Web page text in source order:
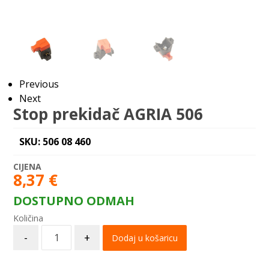
Previous
Next
Stop prekidač AGRIA 506
SKU: 506 08 460
8,37 €
DOSTUPNO ODMAH
- + Dodaj u košaricu